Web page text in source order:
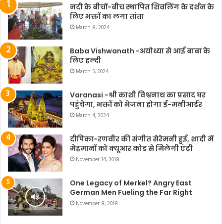
नदी के बीचों-बीच स्थापित शिवलिंग के दर्शन के
लिए भक्तों का लगा तांता
March 8, 2024
Baba Vishwanath -अयोध्या से आई बाबा के
लिए हल्दी
March 5, 2024
Varanasi -श्री काशी विश्वनाथ का प्रसाद घर
पहुंचेगा, भक्तों को भेजना होगा ई-मनीआर्डर
March 4, 2024
दीपिका-रणवीर की संगीत सेरेमनी हुई, शादी में
मेहमानों को क्यूआर कोड से मिलेगी एंट्री
November 14, 2018
One Legacy of Merkel? Angry East
German Men Fueling the Far Right
November 8, 2018